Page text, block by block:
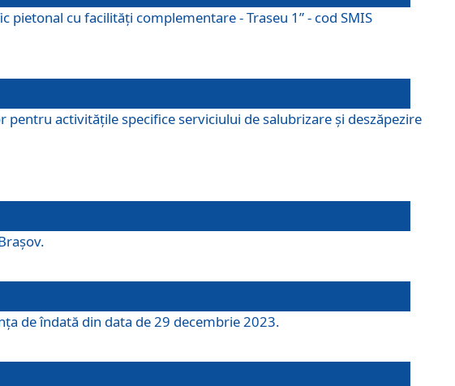
cu facilităţi complementare - Traseu 1” - cod SMIS
activitățile specifice serviciului de salubrizare și deszăpezire
de îndată din data de 29 decembrie 2023.